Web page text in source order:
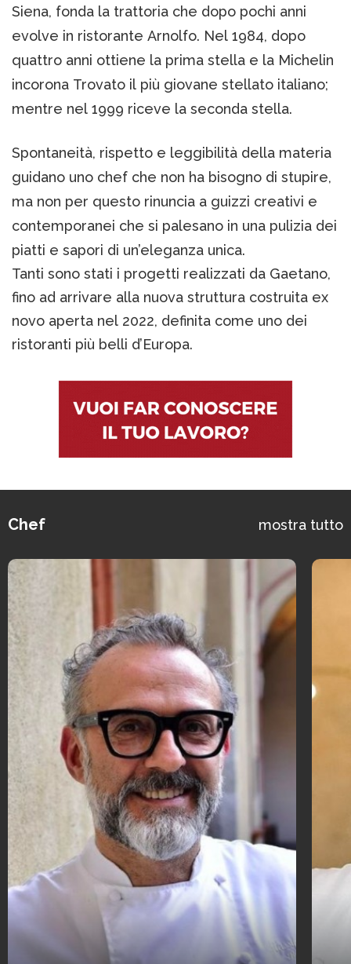
Siena, fonda la trattoria che dopo pochi anni
evolve in ristorante Arnolfo. Nel 1984, dopo
quattro anni ottiene la prima stella e la Michelin
incorona Trovato il più giovane stellato italiano;
mentre nel 1999 riceve la seconda stella.
Spontaneità, rispetto e leggibilità della materia
guidano uno chef che non ha bisogno di stupire,
ma non per questo rinuncia a guizzi creativi e
contemporanei che si palesano in una pulizia dei
piatti e sapori di un’eleganza unica.
Tanti sono stati i progetti realizzati da Gaetano,
fino ad arrivare alla nuova struttura costruita ex
novo aperta nel 2022, definita come uno dei
ristoranti più belli d’Europa.
Chef mostra tutto